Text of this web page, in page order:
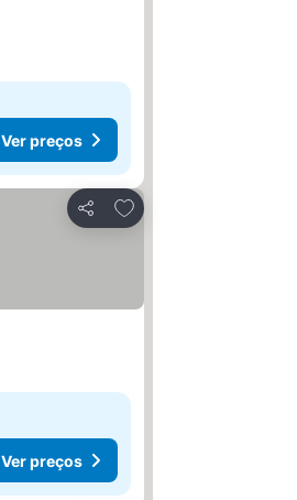
Ver preços
Partilhar
Adicionar aos favoritos
Ver preços